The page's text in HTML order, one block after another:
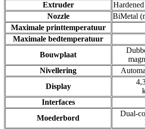
Extruder
Nozzle
BiMetal
Maximale printtemperatuur
Maximale bedtemperatuur
Bouwplaat
Nivellering
Display
Interfaces
Moederbord
Dual-